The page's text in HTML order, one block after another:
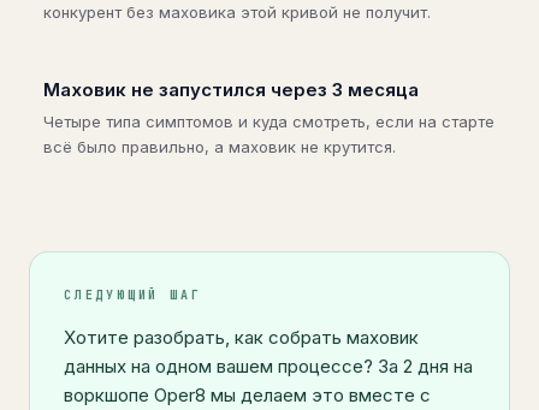
конкурент без маховика этой кривой не получит.
Маховик не запустился через 3 месяца
Четыре типа симптомов и куда смотреть, если на старте
всё было правильно, а маховик не крутится.
СЛЕДУЮЩИЙ ШАГ
Хотите разобрать, как собрать маховик
данных на одном вашем процессе? За 2 дня на
воркшопе Oper8 мы делаем это вместе с